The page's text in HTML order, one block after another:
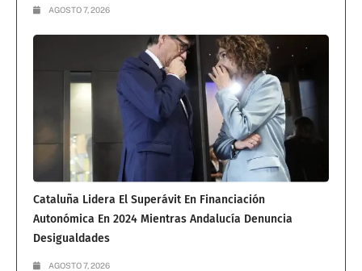
AGOSTO 7, 2026
Cataluña Lidera El Superávit En Financiación
Autonómica En 2024 Mientras Andalucía Denuncia
Desigualdades
AGOSTO 7, 2026